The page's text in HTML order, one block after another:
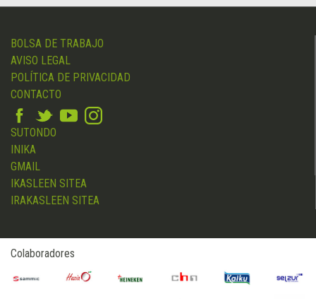
BOLSA DE TRABAJO
AVISO LEGAL
POLÍTICA DE PRIVACIDAD
CONTACTO
SUTONDO
INIKA
GMAIL
IKASLEEN SITEA
IRAKASLEEN SITEA
Colaboradores